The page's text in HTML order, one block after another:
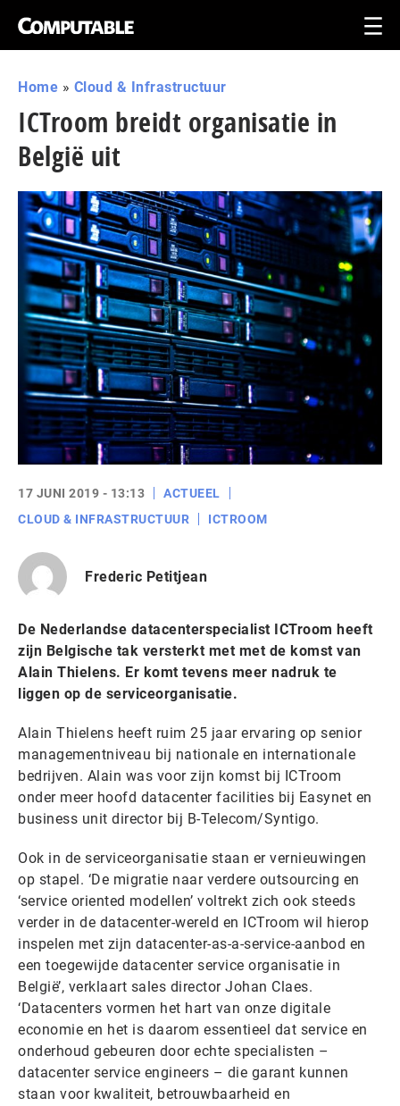
Home » Cloud & Infrastructuur
ICTroom breidt organisatie in
België uit
17 JUNI 2019 - 13:13
ACTUEEL
CLOUD & INFRASTRUCTUUR
ICTROOM
Frederic Petitjean
De Nederlandse datacenterspecialist ICTroom heeft
zijn Belgische tak versterkt met met de komst van
Alain Thielens. Er komt tevens meer nadruk te
liggen op de serviceorganisatie.
Alain Thielens heeft ruim 25 jaar ervaring op senior
managementniveau bij nationale en internationale
bedrijven. Alain was voor zijn komst bij ICTroom
onder meer hoofd datacenter facilities bij Easynet en
business unit director bij B-Telecom/Syntigo.
Ook in de serviceorganisatie staan er vernieuwingen
op stapel. ‘De migratie naar verdere outsourcing en
‘service oriented modellen’ voltrekt zich ook steeds
verder in de datacenter-wereld en ICTroom wil hierop
inspelen met zijn datacenter-as-a-service-aanbod en
een toegewijde datacenter service organisatie in
België’, verklaart sales director Johan Claes.
‘Datacenters vormen het hart van onze digitale
economie en het is daarom essentieel dat service en
onderhoud gebeuren door echte specialisten –
datacenter service engineers – die garant kunnen
staan voor kwaliteit, betrouwbaarheid en